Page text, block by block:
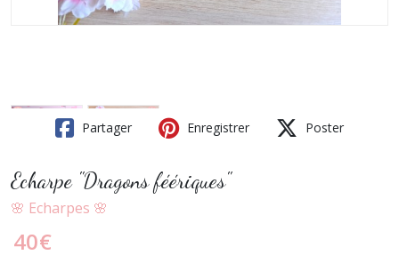
Partager Enregistrer Poster
Echarpe "Dragons féériques"
🌸 Echarpes 🌸
40€